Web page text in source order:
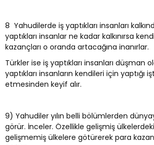
8 Yahudilerde iş yaptıkları insanları
yaptıkları insanlar ne kadar kalkınırsa
kazançları o oranda artacağına inanırlar.
Türkler ise iş yaptıkları insanları düşman
yaptıkları insanların kendileri için yaptığı
etmesinden keyif alır.
9) Yahudiler yılın belli bölümlerden
görür. İnceler. Özellikle gelişmiş
gelişmemiş ülkelere götürerek para